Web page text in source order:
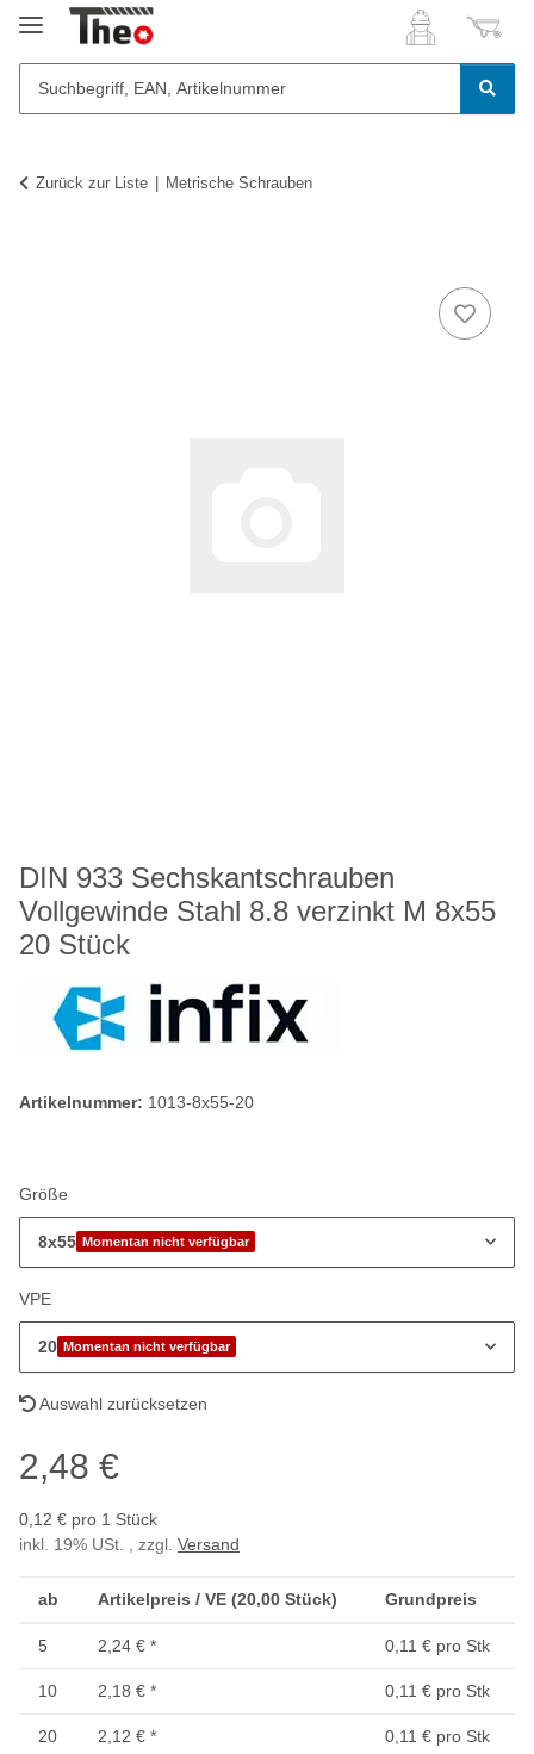
Zurück zur Liste Metrische Schrauben
DIN 933 Sechskantschrauben
Vollgewinde Stahl 8.8 verzinkt M 8x55
20 Stück
Artikelnummer: 1013-8x55-20
Größe
8x55 Momentan nicht verfügbar
VPE
20 Momentan nicht verfügbar
Auswahl zurücksetzen
2,48 €
0,12 € pro 1 Stück
inkl. 19% USt. , zzgl. Versand
ab Artikelpreis / VE (20,00 Stück) Grundpreis
5 2,24 € * 0,11 € pro Stk
10 2,18 € * 0,11 € pro Stk
20 2,12 € * 0,11 € pro Stk